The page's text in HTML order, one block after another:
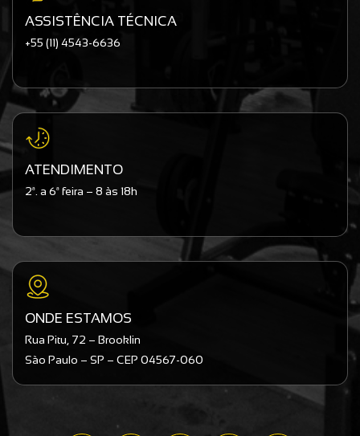
ASSISTÊNCIA TÉCNICA
+55 (11) 4543-6636
ATENDIMENTO
2ª. a 6ª feira – 8 às 18h
ONDE ESTAMOS
Rua Pitu, 72 – Brooklin
São Paulo – SP – CEP 04567-060